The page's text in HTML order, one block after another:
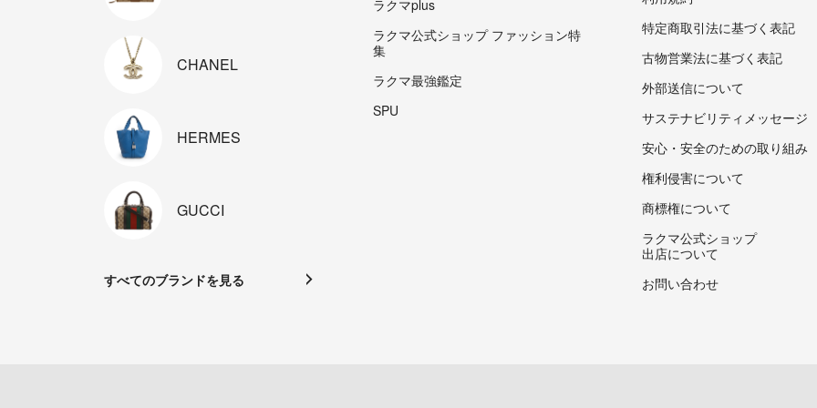
CHANEL
HERMES
GUCCI
すべてのブランドを見る
ラクマplus
ラクマ公式ショップ ファッション特
集
ラクマ最強鑑定
SPU
特定商取引法に基づく表記
古物営業法に基づく表記
外部送信について
サステナビリティメッセージ
安心・安全のための取り組み
権利侵害について
商標権について
ラクマ公式ショップ
出店について
お問い合わせ